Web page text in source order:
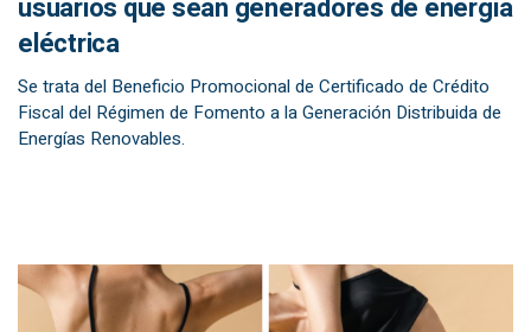
usuarios que sean generadores de energía
eléctrica
Se trata del Beneficio Promocional de Certificado de Crédito
Fiscal del Régimen de Fomento a la Generación Distribuida de
Energías Renovables.